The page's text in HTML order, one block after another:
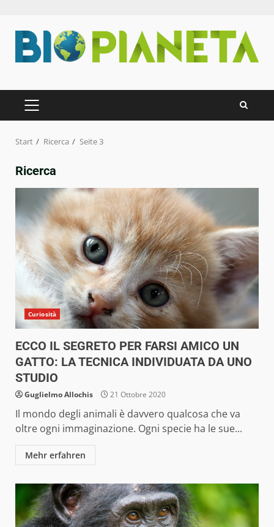
Inhalt
springen
PRIMÄRES
MENÜ
Start Ricerca Seite 3
Ricerca
Curiosità
ECCO IL SEGRETO PER FARSI AMICO UN
GATTO: LA TECNICA INDIVIDUATA DA UNO
STUDIO
Guglielmo Allochis 21 Ottobre 2020
Il mondo degli animali è davvero qualcosa che va
oltre ogni immaginazione. Ogni specie ha le sue...
Mehr erfahren